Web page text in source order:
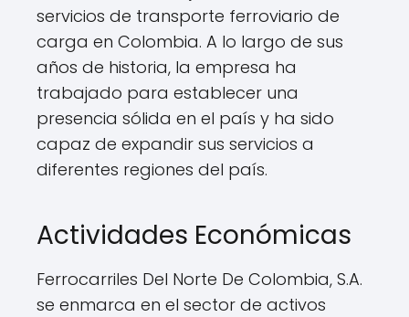
servicios de transporte ferroviario de
carga en Colombia. A lo largo de sus
años de historia, la empresa ha
trabajado para establecer una
presencia sólida en el país y ha sido
capaz de expandir sus servicios a
diferentes regiones del país.
Actividades Económicas
Ferrocarriles Del Norte De Colombia, S.A.
se enmarca en el sector de activos